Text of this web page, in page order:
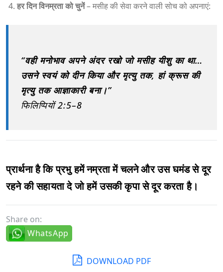
हर दिन विनम्रता को चुनें– मसीह की सेवा करने वाली सोच को अपनाएं:
“वही मनोभाव अपने अंदर रखो जो मसीह यीशु का था…
उसने स्वयं को दीन किया और मृत्यु तक, हां क्रूस की
मृत्यु तक आज्ञाकारी बना।”
फिलिप्पियों 2:5–8
प्रार्थना है कि प्रभु हमें नम्रता में चलने और उस घमंड से दूर
रहने की सहायता दे जो हमें उसकी कृपा से दूर करता है।
Share on:
WhatsApp
DOWNLOAD PDF